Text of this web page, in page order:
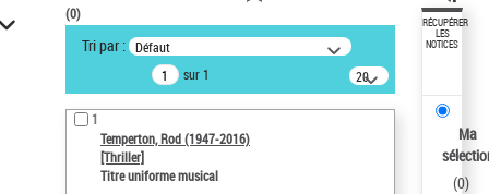
VOTRE RECHERCHE
Recherche avancée dans les
notices d’autorité
Œuvres liées à l'auteur :
Temperton, Rod (1947-2016)
Auteur d’œuvre
(0)
Tri par : Défaut
sur 1
20
résultats/page
1
Temperton, Rod (1947-2016)
[Thriller]
Titre uniforme musical
RÉCUPÉRER
LES
NOTICES
Ma
(0)